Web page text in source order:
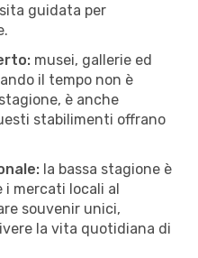
guidata per
musei, gallerie ed
il tempo non è
è anche
stabilimenti offrano
la bassa stagione è
mercati locali al
souvenir unici,
la vita quotidiana di